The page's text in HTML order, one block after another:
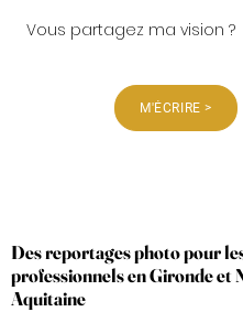
Vous partagez ma vision ?
M'ÉCRIRE >
Des reportages photo pour
professionnels en Gironde et
Aquitaine